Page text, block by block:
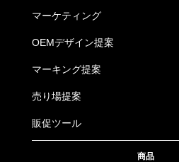
マーケティング
OEMデザイン提案
マーキング提案
売り場提案
販促ツール
商品